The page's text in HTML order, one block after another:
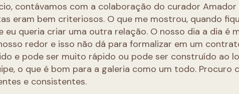
contávamos com a colaboração do curador
eram bem criteriosos. O que me mostrou, quando
eu queria criar uma outra relação. O nosso dia a dia é
redor e isso não dá para formalizar em um
e pode ser muito rápido ou pode ser construído ao
o que é bom para a galeria como um todo.
e consistentes.